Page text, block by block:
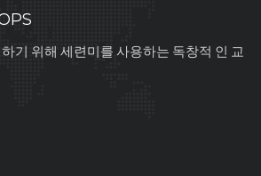
기 위해 세련미를 사용하는 독창적 인 교